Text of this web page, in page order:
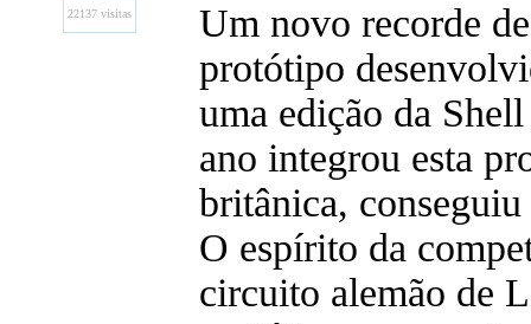
22137 visitas
Um novo recorde
protótipo
uma edição da
ano integrou esta
britânica,
O espírito da
circuito alemão de